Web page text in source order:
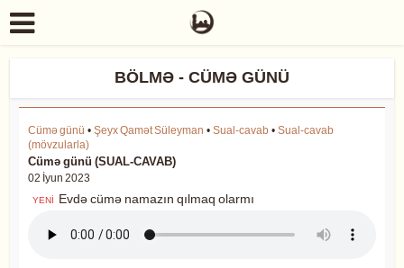
BÖLMƏ - CÜMƏ GÜNÜ
Cümə günü • Şeyx Qamət Süleyman • Sual-cavab • Sual-cavab
(mövzularla)
Cümə günü (SUAL-CAVAB)
02 İyun 2023
YENİ Evdə cümə namazın qılmaq olarmı